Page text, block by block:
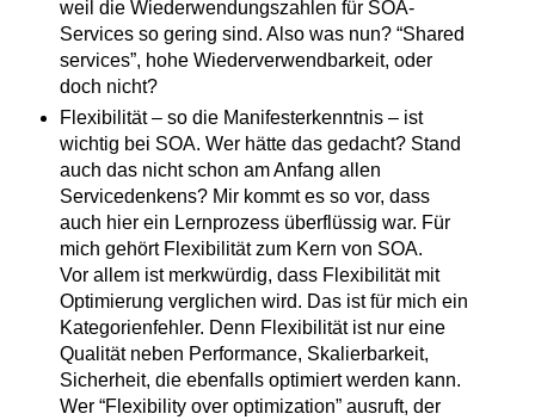
weil die Wiederwendungszahlen für SOA-
Services so gering sind. Also was nun? “Shared
services”, hohe Wiederverwendbarkeit, oder
doch nicht?
Flexibilität – so die Manifesterkenntnis – ist
wichtig bei SOA. Wer hätte das gedacht? Stand
auch das nicht schon am Anfang allen
Servicedenkens? Mir kommt es so vor, dass
auch hier ein Lernprozess überflüssig war. Für
mich gehört Flexibilität zum Kern von SOA.
Vor allem ist merkwürdig, dass Flexibilität mit
Optimierung verglichen wird. Das ist für mich ein
Kategorienfehler. Denn Flexibilität ist nur eine
Qualität neben Performance, Skalierbarkeit,
Sicherheit, die ebenfalls optimiert werden kann.
Wer “Flexibility over optimization” ausruft, der